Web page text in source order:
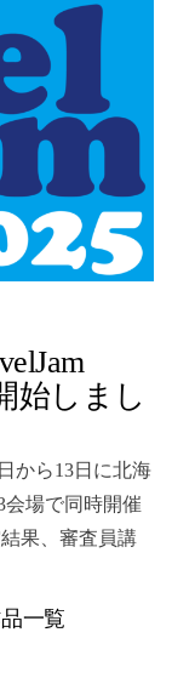
始しまし
から13日に北海
場で同時開催
果、審査員講
一覧